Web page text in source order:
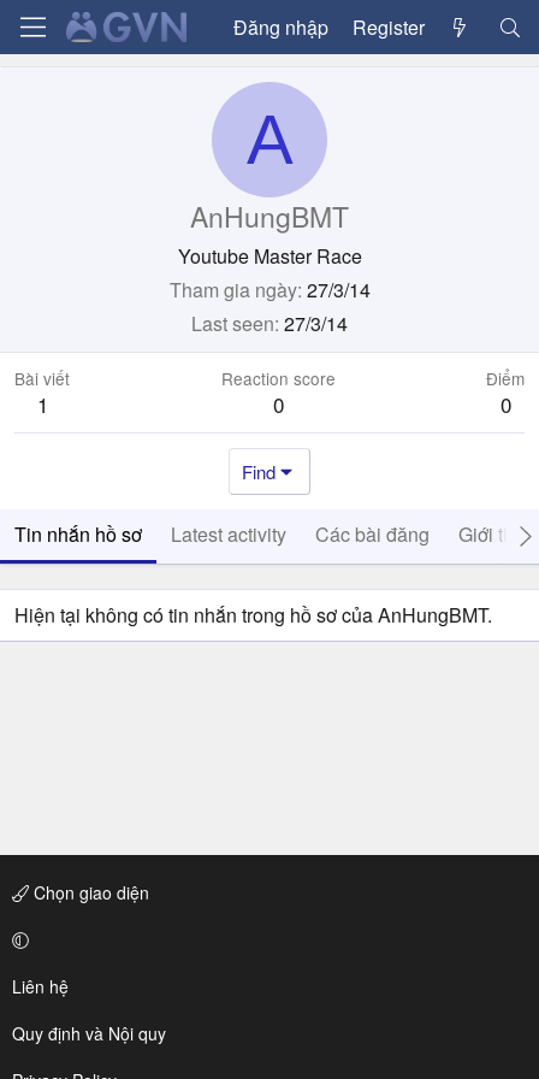
Đăng nhập Register
A
AnHungBMT
Youtube Master Race
Tham gia ngày 27/3/14
Last seen 27/3/14
Bài viết
1
Reaction score
0
Điểm
0
Find
Tin nhắn hồ sơ Latest activity Các bài đăng Giới thiệu
Hiện tại không có tin nhắn trong hồ sơ của AnHungBMT.
Chọn giao diện
Liên hệ
Quy định và Nội quy